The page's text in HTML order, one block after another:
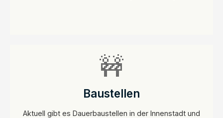
🚧
Baustellen
Aktuell gibt es Dauerbaustellen in der Innenstadt und